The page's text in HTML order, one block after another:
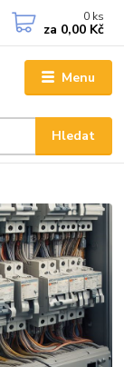
Menu
Hledat
0 ks
za 0,00 Kč